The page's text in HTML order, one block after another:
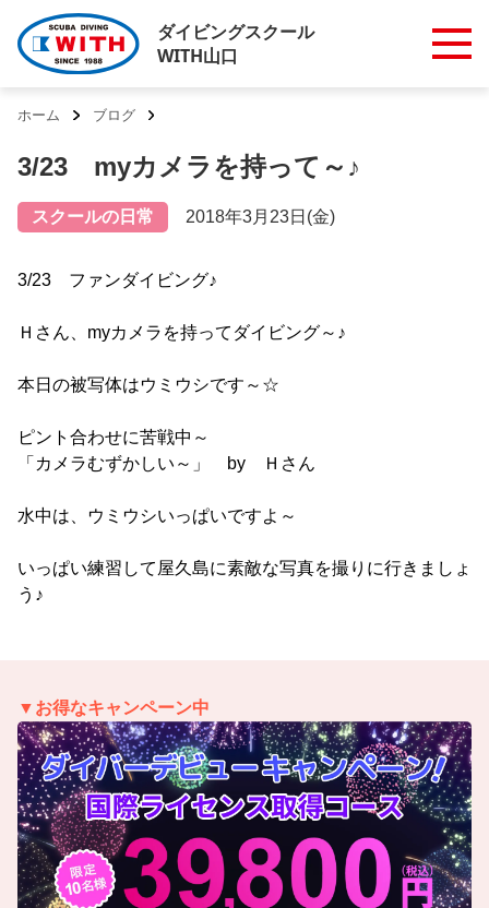
ダイビングスクール
WITH山口
ホーム ブログ
3/23 myカメラを持って～♪
スクールの日常 2018年3月23日(金)
3/23 ファンダイビング♪
Ｈさん、myカメラを持ってダイビング～♪
本日の被写体はウミウシです～☆
ピント合わせに苦戦中～
「カメラむずかしい～」 by Ｈさん
水中は、ウミウシいっぱいですよ～
いっぱい練習して屋久島に素敵な写真を撮りに行きましょ
う♪
▼お得なキャンペーン中